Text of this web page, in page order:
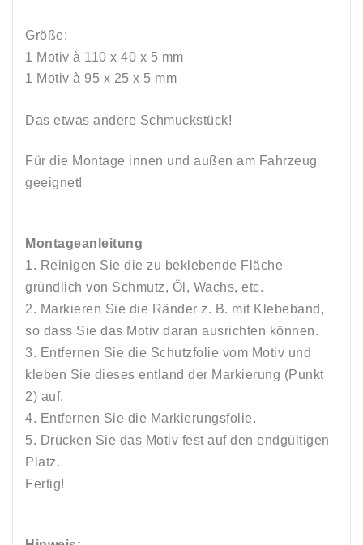
Größe:
1 Motiv à 110 x 40 x 5 mm
1 Motiv à 95 x 25 x 5 mm
Das etwas andere Schmuckstück!
Für die Montage innen und außen am Fahrzeug
geeignet!
Montageanleitung
1. Reinigen Sie die zu beklebende Fläche
gründlich von Schmutz, Öl, Wachs, etc.
2. Markieren Sie die Ränder z. B. mit Klebeband,
so dass Sie das Motiv daran ausrichten können.
3. Entfernen Sie die Schutzfolie vom Motiv und
kleben Sie dieses entland der Markierung (Punkt
2) auf.
4. Entfernen Sie die Markierungsfolie.
5. Drücken Sie das Motiv fest auf den endgültigen
Platz.
Fertig!